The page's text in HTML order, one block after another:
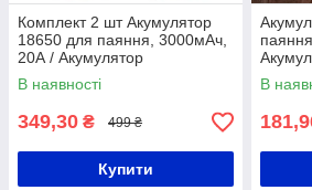
Комплект 2 шт Акумулятор
18650 для паяння, 3000мАч,
20А / Акумулятор
високострумовий /
Акумуляторна батарея
В наявності
349,30 ₴ 499 ₴
Купити
/В